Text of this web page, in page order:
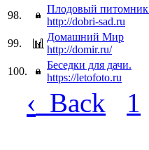
98.
Плодовый
http://dobri-sad.ru
99.
Домашний Мир
http://domir.ru/
100.
Беседки для дачи.
https://letofoto.ru
‹ Back 1